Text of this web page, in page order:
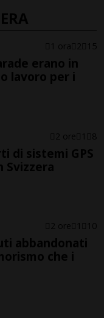
1 ora 2 15
erano in
lavoro per i
2 ore 1 8
di sistemi GPS
2 ore 1 10
abbandonati
che i